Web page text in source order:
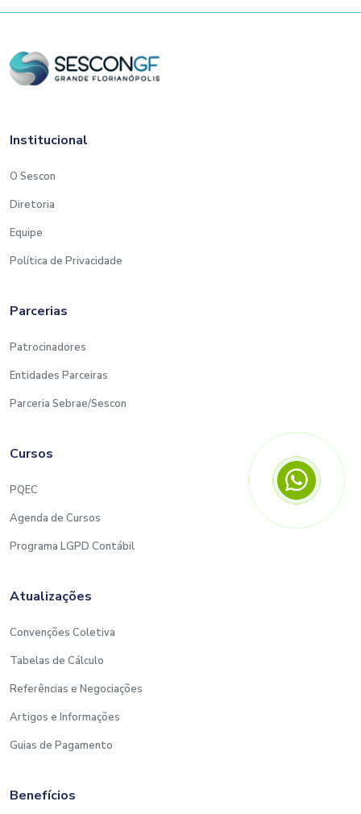
Institucional
O Sescon
Diretoria
Equipe
Política de Privacidade
Parcerias
Patrocinadores
Entidades Parceiras
Parceria Sebrae/Sescon
Cursos
PQEC
Agenda de Cursos
Programa LGPD Contábil
Atualizações
Convenções Coletiva
Tabelas de Cálculo
Referências e Negociações
Artigos e Informações
Guias de Pagamento
Benefícios